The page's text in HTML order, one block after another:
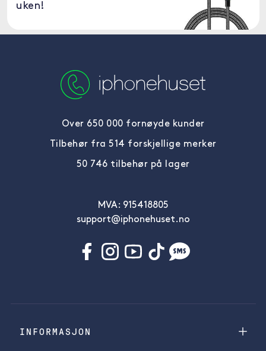
uken!
Over 650 000 fornøyde kunder
Tilbehør fra 514 forskjellige merker
50 746 tilbehør på lager
MVA: 915418805
support@iphonehuset.no
INFORMASJON